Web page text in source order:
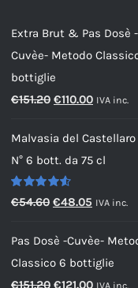
Extra Brut & Pas Dosè -
Cuvèe- Metodo
bottiglie
€151.20 Il
originale
era:
€151.20.
€110.00Il
attuale
è:
IVA inc.
Malvasia del Castellaro
N° 6 bott. da 75 cl
Valutato
4.60
su 5
€54.60 Il
originale
era:
€48.05 Il
attuale
è:
IVA inc.
Pas Dosè -Cuvèe-
Classico 6 bottiglie
€151.20 Il
€121.00IlIVA inc.